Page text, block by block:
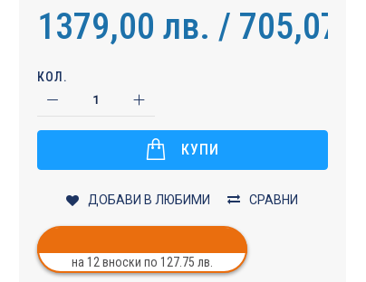
1379,00 лв. / 705,07 €
КОЛ.
КУПИ
ДОБАВИ В ЛЮБИМИ СРАВНИ
на 12 вноски по 127.75 лв.